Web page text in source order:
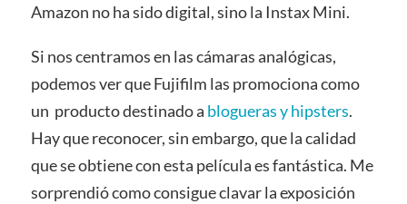
Amazon no ha sido digital, sino la Instax Mini.
Si nos centramos en las cámaras analógicas,
podemos ver que Fujifilm las promociona como
un producto destinado a blogueras y hipsters.
Hay que reconocer, sin embargo, que la calidad
que se obtiene con esta película es fantástica. Me
sorprendió como consigue clavar la exposición